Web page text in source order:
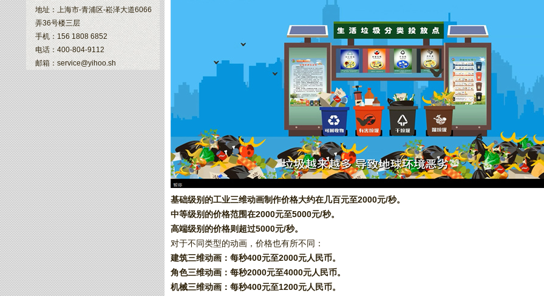
地址：上海市-青浦区-崧泽大道6066
弄36号楼三层
手机：156 1808 6852
电话：400-804-9112
邮箱：service@yihoo.sh
基础级别的工业三维动画制作价格大约在几百元至2000元/秒。‌
中等级别的价格范围在2000元至5000元/秒。‌
高端级别的价格则超过5000元/秒。‌
对于不同类型的动画，‌价格也有所不同：‌
建筑三维动画：‌每秒400元至2000元人民币。‌
角色三维动画：‌每秒2000元至4000元人民币。‌
机械三维动画：‌每秒400元至1200元人民币。‌